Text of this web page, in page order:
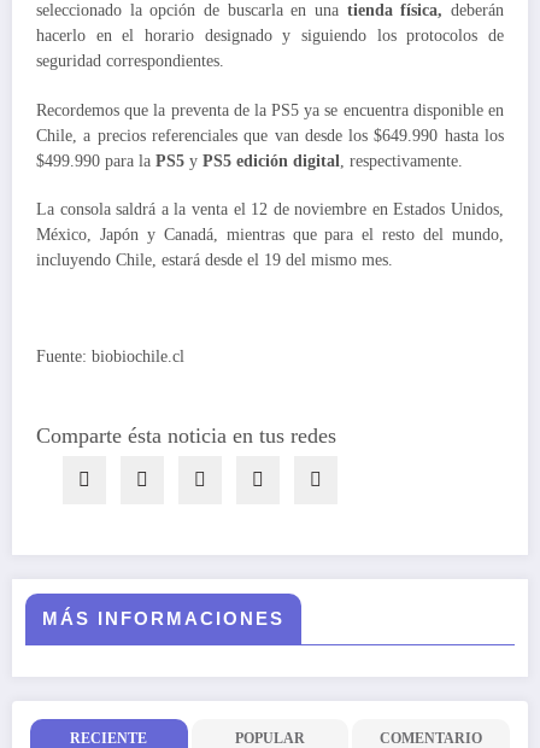
seleccionado la opción de buscarla en una tienda física, deberán
hacerlo en el horario designado y siguiendo los protocolos de
seguridad correspondientes.
Recordemos que la preventa de la PS5 ya se encuentra disponible en
Chile, a precios referenciales que van desde los $649.990 hasta los
$499.990 para la PS5 y PS5 edición digital , respectivamente.
La consola saldrá a la venta el 12 de noviembre en Estados Unidos,
México, Japón y Canadá, mientras que para el resto del mundo,
incluyendo Chile, estará desde el 19 del mismo mes.
Fuente: biobiochile.cl
Comparte ésta noticia en tus redes
MÁS INFORMACIONES
RECIENTE POPULAR COMENTARIO